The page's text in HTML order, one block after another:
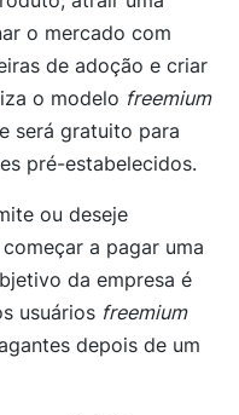
o mercado com
de adoção e criar
o modelo freemium
será gratuito para
pré-estabelecidos.
ou deseje
a pagar uma
da empresa é
usuários freemium
depois de um